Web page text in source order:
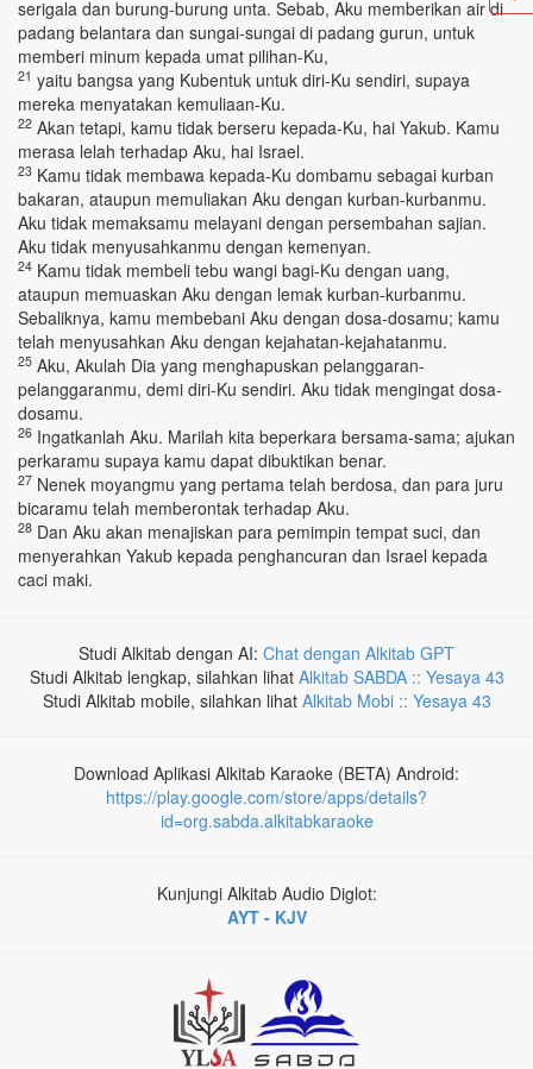
serigala dan burung-burung unta. Sebab, Aku memberikan air di
padang belantara dan sungai-sungai di padang gurun, untuk
memberi minum kepada umat pilihan-Ku,
21 yaitu bangsa yang Kubentuk untuk diri-Ku sendiri, supaya
mereka menyatakan kemuliaan-Ku.
22 Akan tetapi, kamu tidak berseru kepada-Ku, hai Yakub. Kamu
merasa lelah terhadap Aku, hai Israel.
23 Kamu tidak membawa kepada-Ku dombamu sebagai kurban
bakaran, ataupun memuliakan Aku dengan kurban-kurbanmu.
Aku tidak memaksamu melayani dengan persembahan sajian.
Aku tidak menyusahkanmu dengan kemenyan.
24 Kamu tidak membeli tebu wangi bagi-Ku dengan uang,
ataupun memuaskan Aku dengan lemak kurban-kurbanmu.
Sebaliknya, kamu membebani Aku dengan dosa-dosamu; kamu
telah menyusahkan Aku dengan kejahatan-kejahatanmu.
25 Aku, Akulah Dia yang menghapuskan pelanggaran-
pelanggaranmu, demi diri-Ku sendiri. Aku tidak mengingat dosa-
dosamu.
26 Ingatkanlah Aku. Marilah kita beperkara bersama-sama; ajukan
perkaramu supaya kamu dapat dibuktikan benar.
27 Nenek moyangmu yang pertama telah berdosa, dan para juru
bicaramu telah memberontak terhadap Aku.
28 Dan Aku akan menajiskan para pemimpin tempat suci, dan
menyerahkan Yakub kepada penghancuran dan Israel kepada
caci maki.
Studi Alkitab dengan AI: Chat dengan Alkitab GPT
Studi Alkitab lengkap, silahkan lihat Alkitab SABDA :: Yesaya 43
Studi Alkitab mobile, silahkan lihat Alkitab Mobi :: Yesaya 43
Download Aplikasi Alkitab Karaoke (BETA) Android:
https://play.google.com/store/apps/details?
id=org.sabda.alkitabkaraoke
Kunjungi Alkitab Audio Diglot:
AYT - KJV